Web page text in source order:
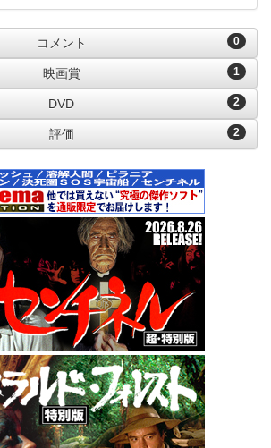
0
コメント
1
映画賞
2
DVD
2
評価